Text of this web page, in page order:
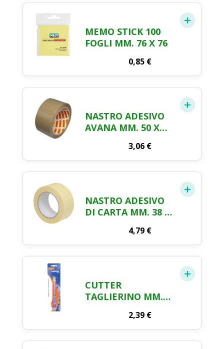
MEMO STICK 100
FOGLI MM. 76 X 76
0,85 €
NASTRO ADESIVO
AVANA MM. 50 X
3,06 €
NASTRO ADESIVO
DI CARTA MM. 38 X
4,79 €
CUTTER
TAGLIERINO MM.
2,39 €